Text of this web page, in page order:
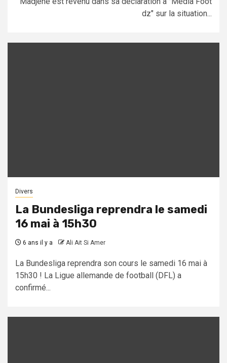
dz" sur la situation...
Divers
La Bundesliga reprendra le samedi
16 mai à 15h30
6 ans il y a Ali Ait Si Amer
La Bundesliga reprendra son cours le samedi 16 mai à
15h30 ! La Ligue allemande de football (DFL) a
confirmé...